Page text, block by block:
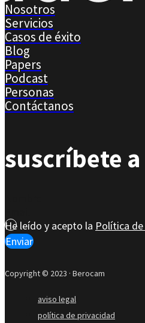
Nosotros
Servicios
Casos de éxito
Blog
Papers
Podcast
Personas
Contáctanos
suscríbete
He leído y acepto la Política
Enviar
Copyright © 2023 · Berocam
aviso legal
política de privacidad